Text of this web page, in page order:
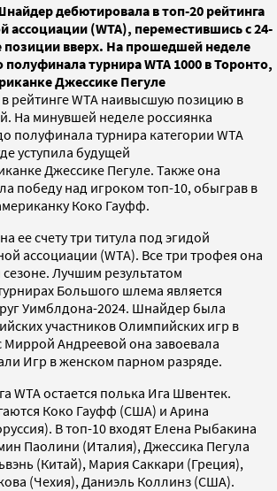
дебютировала в топ-20 рейтинга
ассоциации (WTA), переместившись с 24-
позиции вверх. На прошедшей неделе
турнира WTA 1000 в Торонто,
Джессике Пегуле
рейтинге WTA наивысшую позицию в
На минувшей неделе россиянка
полуфинала турнира категории WTA
уступила будущей
Джессике Пегуле. Также она
победу над игроком топ-10, обыграв в
Коко Гауфф.
ее счету три титула под эгидой
ассоциации (WTA). Все три трофея она
сезоне. Лучшим результатом
Большого шлема является
Уимблдона-2024. Шнайдер была
участников Олимпийских игр в
Миррой Андреевой она завоевала
Игр в женском парном разряде.
WTA остается полька Ига Швентек.
Коко Гауфф (США) и Арина
В топ-10 входят Елена Рыбакина
Паолини (Италия), Джессика Пегула
(Китай), Мария Саккари (Греция),
(Чехия), Даниэль Коллинз (США).